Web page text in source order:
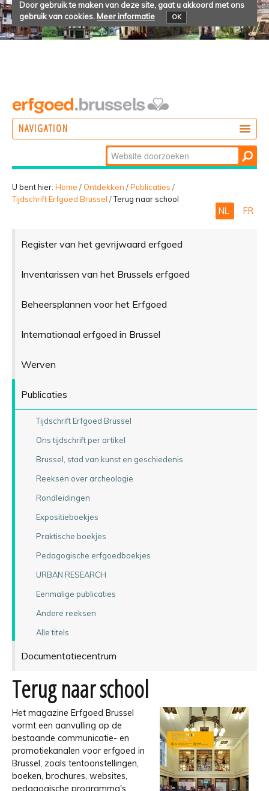
Door gebruik te maken van deze site, gaat u akkoord met ons
gebruik van cookies. Meer informatie OK
NAVIGATION
BELEVEN
Zoek
Geavanceerd
zoeken...
U bent hier: Home / Ontdekken /Publicaties /
Tijdschrift Erfgoed Brussel /Terug naar school
NL FR
Register van het gevrijwaard erfgoed
Inventarissen van het Brussels erfgoed
Beheersplannen voor het Erfgoed
Internationaal erfgoed in Brussel
Werven
Publicaties
Tijdschrift Erfgoed Brussel
Ons tijdschrift per artikel
Brussel, stad van kunst en geschiedenis
Reeksen over archeologie
Rondleidingen
Expositieboekjes
Praktische boekjes
Pedagogische erfgoedboekjes
URBAN RESEARCH
Eenmalige publicaties
Andere reeksen
Alle titels
Documentatiecentrum
Terug naar school
Het magazine Erfgoed Brussel
vormt een aanvulling op de
bestaande communicatie- en
promotiekanalen voor erfgoed in
Brussel, zoals tentoonstellingen,
boeken, brochures, websites,
pedagogische programma's,